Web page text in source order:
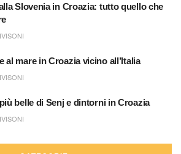
Slovenia in Croazia: tutto quello che
al mare in Croazia vicino all’Italia
belle di Senj e dintorni in Croazia